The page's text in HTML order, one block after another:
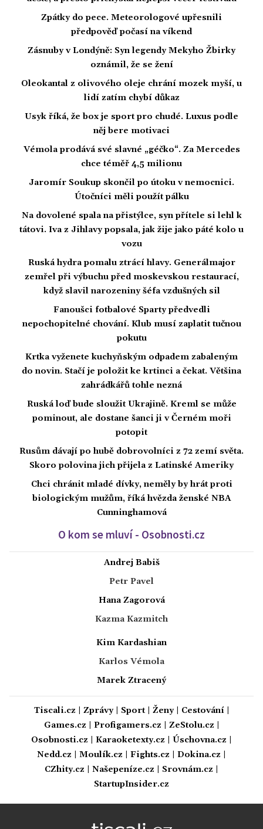
Zpátky do pece. Meteorologové upřesnili
předpověď počasí na víkend
Zásnuby v Londýně: Syn legendy Mekyho Žbirky
oznámil, že se žení
Oleokantal z olivového oleje chrání mozek myší, u
lidí zatím chybí důkaz
Usyk říká, že box je sport pro chudé. Luxus podle
něj bere motivaci
Vémola prodává své slavné „géčko“. Za Mercedes
chce téměř 4,5 milionu
Jaromír Soukup skončil po útoku v nemocnici.
Útočníci měli použít pálku
Na dovolené spala na přistýlce, syn přítele si lehl k
tátovi. Iva z Jihlavy popsala, jak žije jako páté kolo u
vozu
Ruská hydra pomalu ztrácí hlavy. Generálmajor
zemřel při výbuchu před moskevskou restaurací,
když slavil narozeniny šéfa vzdušných sil
Fanoušci fotbalové Sparty předvedli
nepochopitelné chování. Klub musí zaplatit tučnou
pokutu
Krtka vyženete kuchyňským odpadem zabaleným
do novin. Stačí je položit ke krtinci a čekat. Většina
zahrádkářů tohle nezná
Ruská loď bude sloužit Ukrajině. Kreml se může
pominout, ale dostane šanci ji v Černém moři
potopit
Rusům dávají po hubě dobrovolníci z 72 zemí světa.
Skoro polovina jich přijela z Latinské Ameriky
Chci chránit mladé dívky, neměly by hrát proti
biologickým mužům, říká hvězda ženské NBA
Cunninghamová
O kom se mluví - Osobnosti.cz
Andrej Babiš
Petr Pavel
Hana Zagorová
Kazma Kazmitch
Kim Kardashian
Karlos Vémola
Marek Ztracený
Tiscali.cz Zprávy| Sport| Ženy| Cestování|
Games.cz
Profigamers.cz ZeStolu.cz
Osobnosti.cz
Karaoketexty.cz Úschovna.cz
Nedd.cz
Moulík.cz Fights.cz Dokina.cz
CZhity.cz
Našepeníze.cz Srovnám.cz
StartupInsider.cz